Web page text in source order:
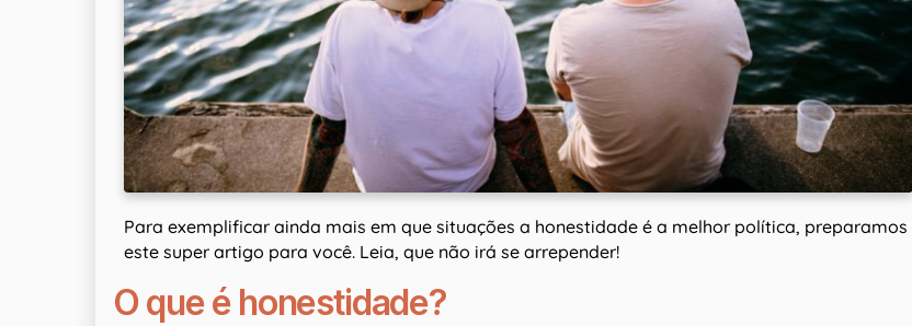
Para exemplificar ainda mais em que situações a honestidade é a melhor política, preparamos
este super artigo para você. Leia, que não irá se arrepender!
O que é honestidade?